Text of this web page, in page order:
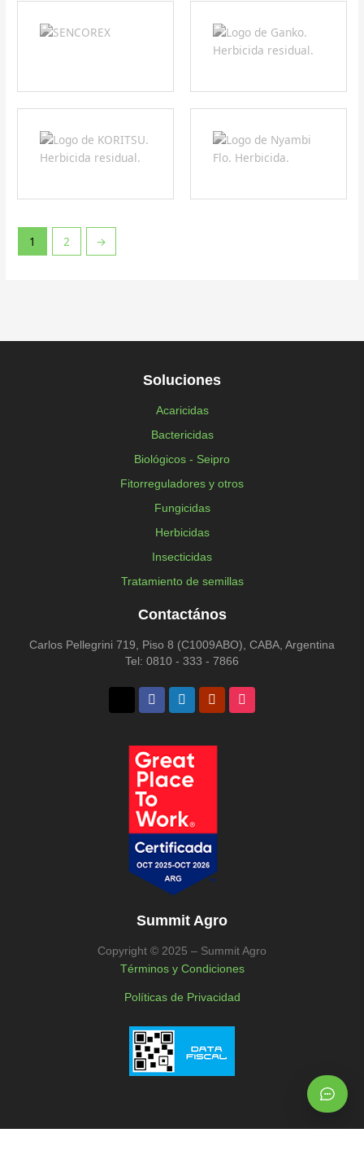
1 2 →
Soluciones
Acaricidas
Bactericidas
Biológicos - Seipro
Fitorreguladores y otros
Fungicidas
Herbicidas
Insecticidas
Tratamiento de semillas
Contactános
Carlos Pellegrini 719, Piso 8 (C1009ABO), CABA, Argentina
Tel: 0810 - 333 - 7866
TwitterFacebook
LinkedinYoutubeInstagram
Summit Agro
Copyright © 2025 – Summit Agro
Términos y Condiciones
Políticas de Privacidad